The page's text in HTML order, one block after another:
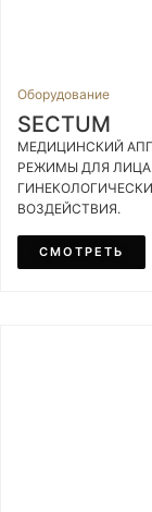
Оборудование
SECTUM
МЕДИЦИНСКИЙ
РЕЖИМЫ ДЛЯ ЛИЦА
ВОЗДЕЙСТВИЯ.
СМОТРЕТЬ